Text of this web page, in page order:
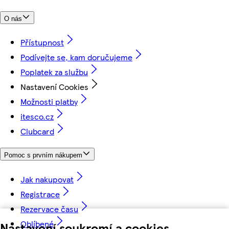
O nás
Přístupnost
Podívejte se, kam doručujeme
Poplatek za službu
Nastavení Cookies
Možnosti platby
itesco.cz
Clubcard
Pomoc s prvním nákupem
Jak nakupovat
Registrace
Rezervace času
Oblíbené